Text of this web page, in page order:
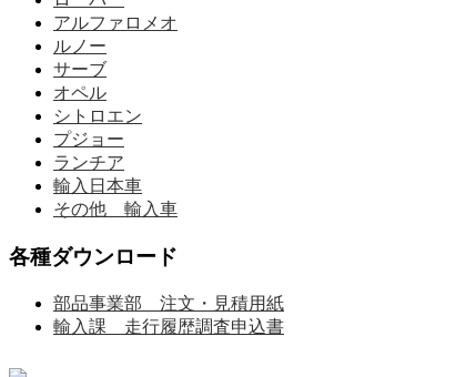
アルファロメオ
ルノー
サーブ
オペル
シトロエン
プジョー
ランチア
輸入日本車
その他 輸入車
各種ダウンロード
部品事業部 注文・見積用紙
輸入課 走行履歴調査申込書